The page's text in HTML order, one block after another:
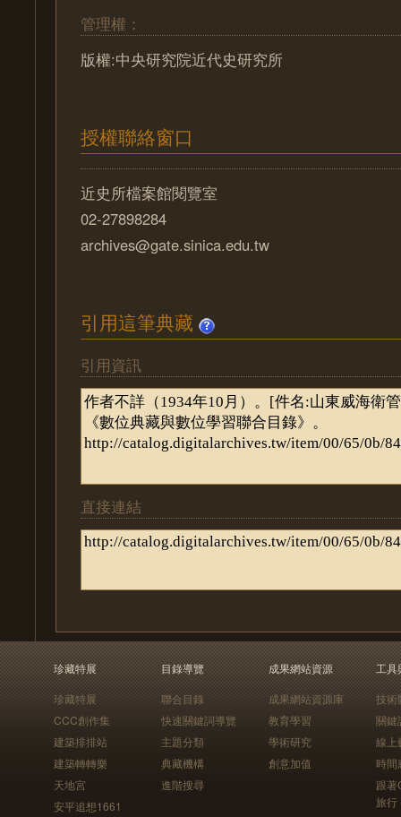
管理權：
版權:中央研究院近代史研究所
授權聯絡窗口
近史所檔案館閱覽室
02-27898284
archives@gate.sinica.edu.tw
引用這筆典藏
引用資訊
直接連結
珍藏特展
珍藏特展
CCC創作集
建築排排站
建築轉轉樂
天地宮
安平追想1661
目錄導覽
聯合目錄
快速關鍵詞導覽
主題分類
典藏機構
進階搜尋
成果網站資源
成果網站資源庫
教育學習
學術研究
創意加值
工具
技術
關鍵
線上
時間
跟
旅行